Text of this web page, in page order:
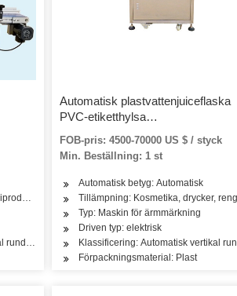
olja, te, grönsaker, frukt, mellanmål, ris, mjöl,
rund flaskmärkningsmaskin
Automatisk plastvattenjuiceflaska
PVC-etiketthylsa
Värmekrympmärkningsmaskin
FOB-pris: 4500-70000 US $ / styck
Min. Beställning: 1 st
Automatisk betyg: Automatisk
Tillämpning: Kosmetika, drycker,
Typ: Maskin för ärmmärkning
Driven typ: elektrisk
Klassificering: Automatisk vertikal
Förpackningsmaterial: Plast